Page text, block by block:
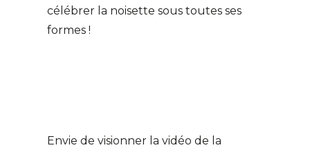
célébrer la noisette sous toutes ses
formes !
Envie de visionner la vidéo de la